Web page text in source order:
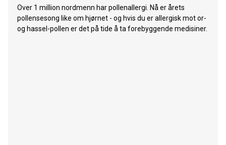
Over 1 million nordmenn har pollenallergi. Nå er årets
pollensesong like om hjørnet - og hvis du er allergisk mot or-
og hassel-pollen er det på tide å ta forebyggende medisiner.